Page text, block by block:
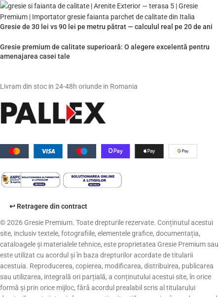
Gresie de 30 lei vs 90 lei pe metru pătrat — calculul real pe 20 de ani
Gresie premium de calitate superioară: O alegere excelentă pentru
amenajarea casei tale
Livram din stoc in 24-48h oriunde in Romania
↩️ Retragere din contract
© 2026 Gresie Premium. Toate drepturile rezervate. Conținutul acestui
site, inclusiv textele, fotografiile, elementele grafice, documentația,
cataloagele și materialele tehnice, este proprietatea Gresie Premium sau
este utilizat cu acordul și în baza drepturilor acordate de titularii
acestuia. Reproducerea, copierea, modificarea, distribuirea, publicarea
sau utilizarea, integrală ori parțială, a conținutului acestui site, în orice
formă și prin orice mijloc, fără acordul prealabil scris al titularului